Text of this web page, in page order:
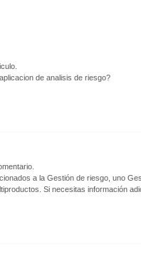
de analisis de riesgo?
a la Gestión de riesgo, uno
Si necesitas información